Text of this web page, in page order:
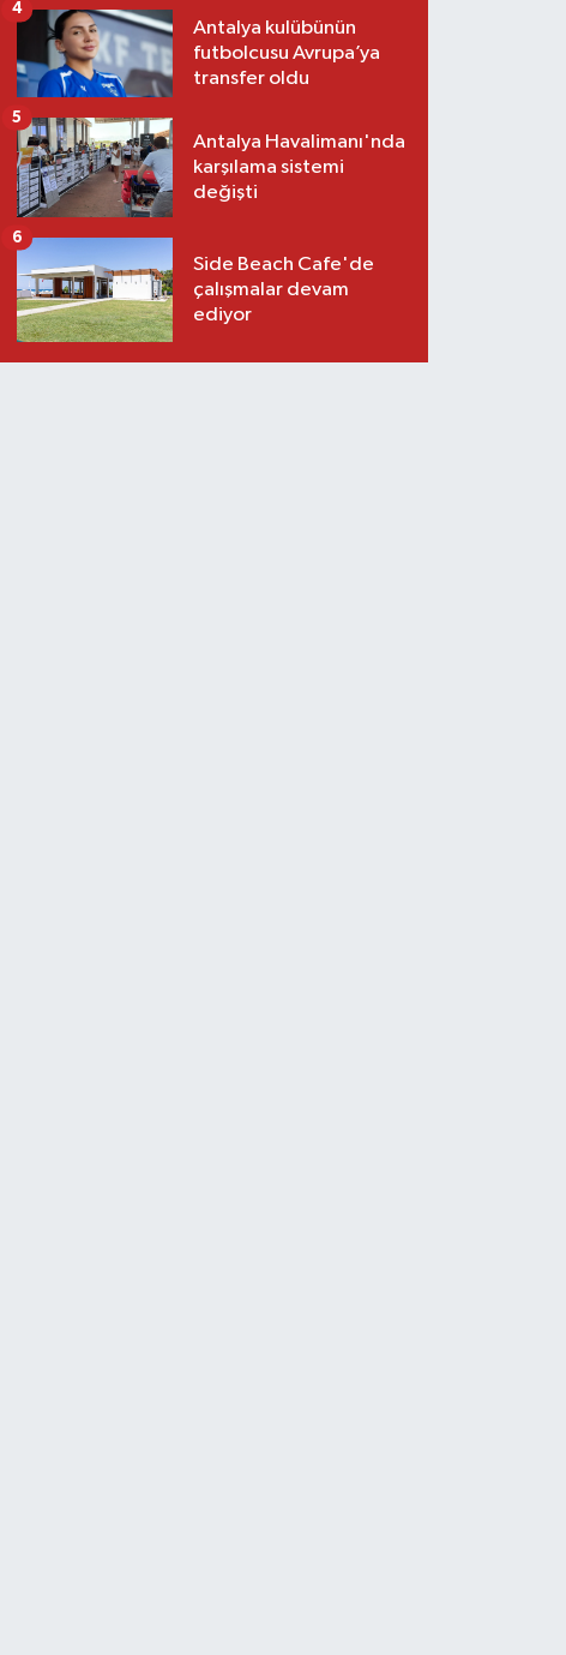
Antalya kulübünün
futbolcusu Avrupa’ya
transfer oldu
4
Antalya Havalimanı'nda
karşılama sistemi
değişti
5
Side Beach Cafe'de
çalışmalar devam
ediyor
6